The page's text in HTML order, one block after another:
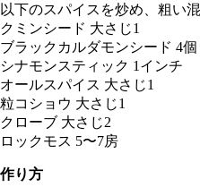
以下のスパイスを炒め、粗い
クミンシード 大さじ1
ブラックカルダモンシード 4個
シナモンスティック 1インチ
オールスパイス 大さじ1
粒コショウ 大さじ1
クローブ 大さじ2
ロックモス 5〜7房
作り方